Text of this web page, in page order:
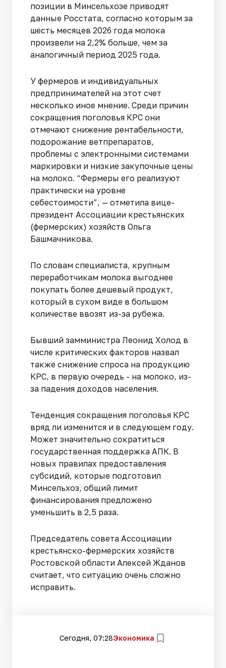
позиции в Минсельхозе приводят
данные Росстата, согласно которым за
шесть месяцев 2026 года молока
произвели на 2,2% больше, чем за
аналогичный период 2025 года.
У фермеров и индивидуальных
предпринимателей на этот счет
несколько иное мнение. Среди причин
сокращения поголовья КРС они
отмечают снижение рентабельности,
подорожание ветпрепаратов,
проблемы с электронными системами
маркировки и низкие закупочные цены
на молоко. “Фермеры его реализуют
практически на уровне
себестоимости”, — отметила вице-
президент Ассоциации крестьянских
(фермерских) хозяйств Ольга
Башмачникова.
По словам специалиста, крупным
переработчикам молока выгоднее
покупать более дешевый продукт,
который в сухом виде в большом
количестве ввозят из-за рубежа.
Бывший замминистра Леонид Холод в
числе критических факторов назвал
также снижение спроса на продукцию
КРС, в первую очередь - на молоко, из-
за падения доходов населения.
Тенденция сокращения поголовья КРС
вряд ли изменится и в следующем году.
Может значительно сократиться
государственная поддержка АПК. В
новых правилах предоставления
субсидий, которые подготовил
Минсельхоз, общий лимит
финансирования предложено
уменьшить в 2,5 раза.
Председатель совета Ассоциации
крестьянско-фермерских хозяйств
Ростовской области Алексей Жданов
считает, что ситуацию очень сложно
исправить.
Сегодня, 07:28Экономика